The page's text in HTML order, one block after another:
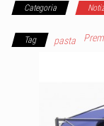
Categoria
Tag pasta